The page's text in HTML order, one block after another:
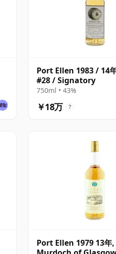
Port Ellen 1983 / 14
#28 / Signatory
750ml • 43%
￥18万 ?
Port Ellen 1979 13